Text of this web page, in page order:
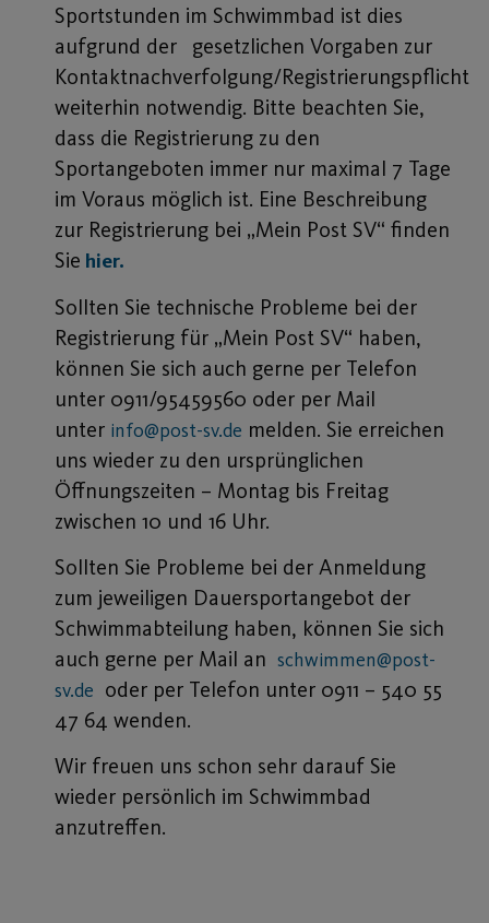
Sportstunden im Schwimmbad ist dies
aufgrund der
gesetzlichen Vorgaben zur
Kontaktnachverfolgung/Registrierungspflicht
weiterhin notwendig. Bitte beachten Sie,
dass die Registrierung zu den
Sportangeboten immer nur maximal 7 Tage
im Voraus möglich ist. Eine Beschreibung
zur Registrierung bei „Mein Post SV“ finden
Sie hier.
Sollten Sie technische Probleme bei der
Registrierung für „Mein Post SV“ haben,
können Sie sich auch gerne per Telefon
unter 0911/95459560 oder per Mail
unter info@post-sv.de melden. Sie erreichen
uns wieder zu den ursprünglichen
Öffnungszeiten – Montag bis Freitag
zwischen 10 und 16 Uhr.
Sollten Sie Probleme bei der Anmeldung
zum jeweiligen Dauersportangebot der
Schwimmabteilung haben, können Sie sich
auch gerne per Mail an schwimmen@post-
sv.de oder per Telefon unter 0911 – 540 55
47 64 wenden.
Wir freuen uns schon sehr darauf Sie
wieder persönlich im Schwimmbad
anzutreffen.